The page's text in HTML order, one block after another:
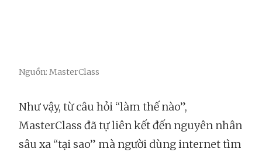
Nguồn: MasterClass
Như vậy, từ câu hỏi “làm thế nào”,
MasterClass đã tự liên kết đến nguyên nhân
sâu xa “tại sao” mà người dùng internet tìm